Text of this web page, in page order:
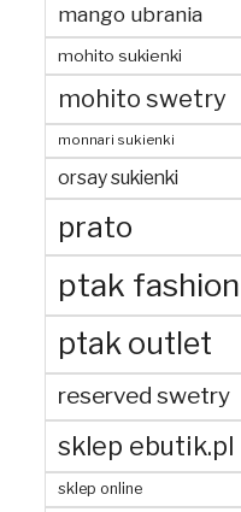
mango ubrania
mohito sukienki
mohito swetry
monnari sukienki
orsay sukienki
prato
ptak
ptak outlet
reserved swetry
sklep ebutik.pl
sklep online